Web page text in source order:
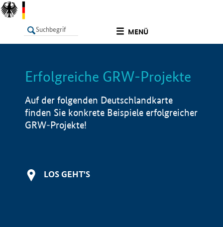
MENÜ
LISTE Info
Erfolgreiche GRW-Projekte
Auf der folgenden Deutschlandkarte
finden Sie konkrete Beispiele erfolgreicher
GRW-Projekte!
LOS GEHT'S